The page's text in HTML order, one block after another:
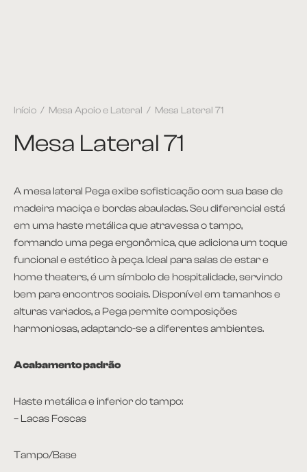
Início / Mesa Apoio e Lateral / Mesa Lateral 71
Mesa Lateral 71
A mesa lateral Pega exibe sofisticação com sua base de
madeira maciça e bordas abauladas. Seu diferencial está
em uma haste metálica que atravessa o tampo,
formando uma pega ergonômica, que adiciona um toque
funcional e estético à peça. Ideal para salas de estar e
home theaters, é um símbolo de hospitalidade, servindo
bem para encontros sociais. Disponível em tamanhos e
alturas variados, a Pega permite composições
harmoniosas, adaptando-se a diferentes ambientes.
Acabamento padrão
Haste metálica e inferior do tampo:
– Lacas Foscas
Tampo/Base